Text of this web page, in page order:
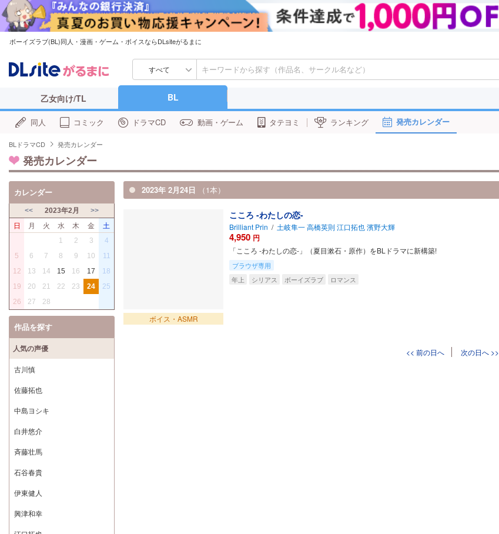
ボーイズラブ(BL)同人・漫画・ゲーム・ボイスならDLsiteがるまに
すべて
乙女向け/TL BL
同人 コミック ドラマCD 動画・ゲーム タテヨミ ランキング 発売カレンダー
BLドラマCD 発売カレンダー
発売カレンダー
2023年 2月24日 （1本）
ボイス・ASMR
こころ -わたしの恋-
Brilliant Prin / 土岐隼一高橋英則江口拓也濱野大輝
4,950 円
「こころ -わたしの恋-」（夏目漱石・原作）をBLドラマに新構築!
ブラウザ専用
年上
シリアス ボーイズラブ ロマンス
<< 前の日へ 次の日へ >>
カレンダー
<< 2023年2月 >>
日 月 火 水 木 金 土
1 2 3
4
5
6 7 8 9 10
11
12
13 14 15 16 17
18
19
20 21 22 23 24
25
26
27 28
作品を探す
人気の声優
古川慎
佐藤拓也
中島ヨシキ
白井悠介
斉藤壮馬
石谷春貴
伊東健人
興津和幸